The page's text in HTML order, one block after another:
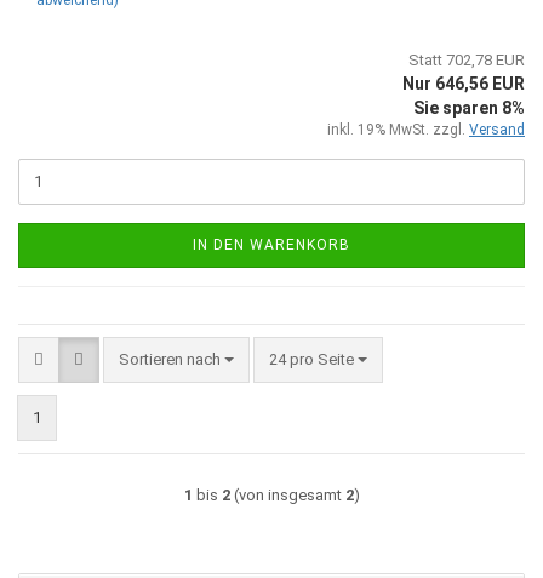
Statt 702,78 EUR
Nur 646,56 EUR
Sie sparen 8%
inkl. 19% MwSt. zzgl. Versand
IN DEN WARENKORB
Sortieren nach
Sortieren nach 24 pro Seite
pro Seite
1
1 bis 2(von insgesamt 2)